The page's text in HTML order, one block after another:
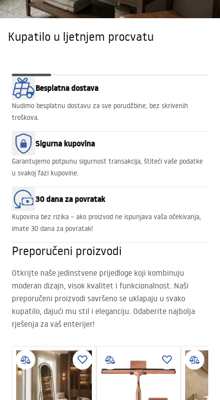
Kupatilo u ljetnjem procvatu
Kupatilo u
ljetnjem
procvatu
PROMO!
HEAVEN
Besplatna dostava
Nudimo besplatnu dostavu za sve porudžbine, bez skrivenih
troškova.
Sigurna kupovina
Garantujemo potpunu sigurnost transakcija, štiteći vaše podatke
u svakoj fazi kupovine.
30 dana za povratak
Kupovina bez rizika – ako proizvod ne ispunjava vaša očekivanja,
imate 30 dana za povratak!
Preporučeni proizvodi
Otkrijte naše jedinstvene prijedloge koji kombinuju
moderan dizajn, visok kvalitet i funkcionalnost. Naši
preporučeni proizvodi savršeno se uklapaju u svako
kupatilo, dajući mu stil i eleganciju. Odaberite najbolja
rješenja za vaš enterijer!